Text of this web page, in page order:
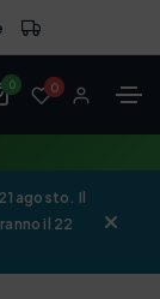
0 0
agosto. Il
il 22